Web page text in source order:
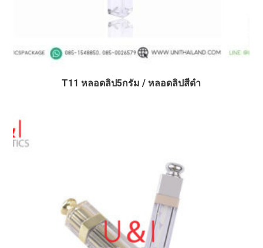
T11 หลอดลิป5กรัม / หลอดลิปสีดำ